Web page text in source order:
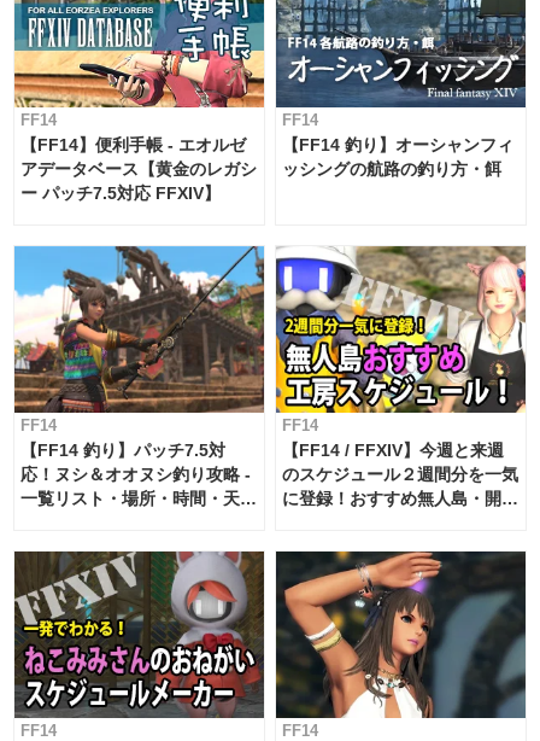
FF14
【FF14】便利手帳 - エオルゼ
アデータベース【黄金のレガシ
ー パッチ7.5対応 FFXIV】
FF14
【FF14 釣り】オーシャンフィ
ッシングの航路の釣り方・餌
FF14
【FF14 釣り】パッチ7.5対
応！ヌシ＆オオヌシ釣り攻略 -
一覧リスト・場所・時間・天
FF14
【FF14 / FFXIV】今週と来週
のスケジュール２週間分を一気
に登録！おすすめ無人島・開拓
FF14 FF14